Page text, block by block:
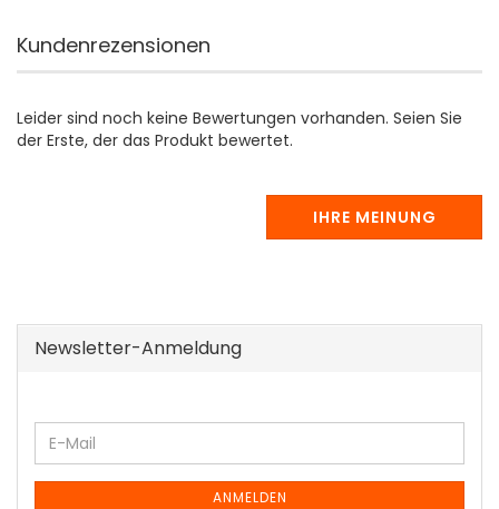
Kundenrezensionen
Leider sind noch keine Bewertungen vorhanden. Seien Sie
der Erste, der das Produkt bewertet.
IHRE MEINUNG
Newsletter-Anmeldung
WEITER
ZUR
NEWSLETTER-
E-
Mail
ANMELDEN